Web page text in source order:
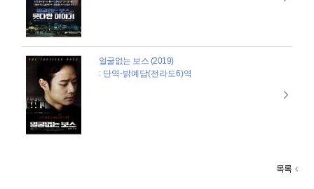
얼굴없는 보스 (2019)
: 단역-밝예담(전라도6)역
목록